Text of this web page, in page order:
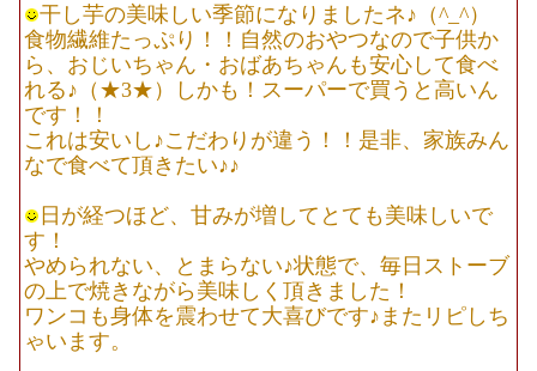
干し芋の美味しい季節になりましたネ♪（^_^）
食物繊維たっぷり！！自然のおやつなので子供か
ら、おじいちゃん・おばあちゃんも安心して食べ
れる♪（★3★）しかも！スーパーで買うと高いん
です！！
これは安いし♪こだわりが違う！！是非、家族みん
なで食べて頂きたい♪♪
日が経つほど、甘みが増してとても美味しいで
す！
やめられない、とまらない♪状態で、毎日ストーブ
の上で焼きながら美味しく頂きました！
ワンコも身体を震わせて大喜びです♪またリピしち
ゃいます。